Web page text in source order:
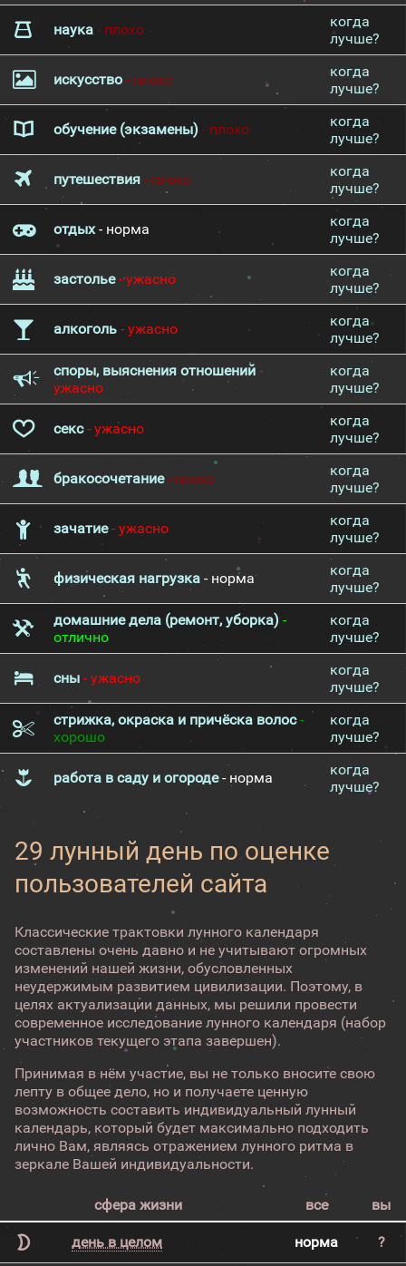
наука - плохо
когда
лучше?
искусство - плохо
когда
лучше?
обучение (экзамены) - плохо
когда
лучше?
путешествия - плохо
когда
лучше?
отдых- норма
когда
лучше?
застолье- ужасно
когда
лучше?
алкоголь - ужасно
когда
лучше?
споры, выяснения отношений -
ужасно
когда
лучше?
секс- ужасно
когда
лучше?
бракосочетание- плохо
когда
лучше?
зачатие- ужасно
когда
лучше?
физическая нагрузка - норма
когда
лучше?
домашние дела (ремонт, уборка) -
отлично
когда
лучше?
сны - ужасно
когда
лучше?
стрижка, окраска и причёска волос-
хорошо
когда
лучше?
работа в саду и огороде- норма
когда
лучше?
29 лунный день по оценке
пользователей сайта
Классические трактовки лунного календаря
составлены очень давно и не учитывают огромных
изменений нашей жизни, обусловленных
неудержимым развитием цивилизации. Поэтому, в
целях актуализации данных, мы решили провести
современное исследование лунного календаря (набор
участников текущего этапа завершен).
Принимая в нём участие, вы не только вносите свою
лепту в общее дело, но и получаете ценную
возможность составить индивидуальный лунный
календарь, который будет максимально подходить
лично Вам, являясь отражением лунного ритма в
зеркале Вашей индивидуальности.
сфера жизни все вы
день в целом норма ?